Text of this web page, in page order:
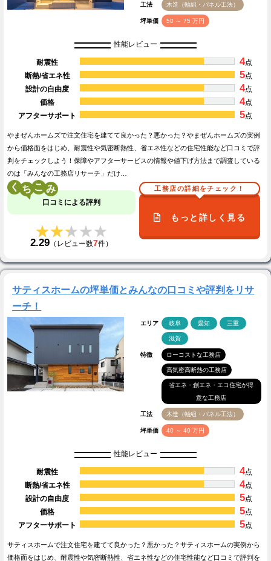
工法 木造（軸組・パネル工法）
坪単価 50 ～ 75 万円
性能レビュー
耐震性 4点
断熱/省エネ性
5点
設計の自由度
4点
価格
4点
アフターサポート
5点
やまぜんホームズで注文住宅を建てて良かった？悪かった？やまぜんホームズの実例
から価格面をはじめ、耐震性や気密断熱性、省エネ性などの住宅性能など口コミで評
判をチェックしよう！保障やアフターサービスの情報や値下げ方法まで調査している
のは「みんなの工務店リサーチ」だけ…
く こ
口コミによる評判
★★★★★
★★★★★
2.29 （レビュー数7件）
工務店の詳細をチェック！
もっと詳しく見る
サティスホームの坪単価とみんなの口コミや評判をリサ
ーチ！
エリア 岐阜 愛知 三重
滋賀
特徴 ローコストな工務店
高気密高断熱の工務店
省エネ・創エネ・エコ住宅が得
意な工務店
工法 木造（軸組・パネル工法）
坪単価 40 ～ 49 万円
性能レビュー
耐震性 4点
断熱/省エネ性
4点
設計の自由度
5点
価格
5点
アフターサポート
5点
サティスホームで注文住宅を建てて良かった？悪かった？サティスホームの実例から
価格面をはじめ、耐震性や気密断熱性、省エネ性などの住宅性能など口コミで評判を